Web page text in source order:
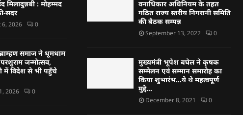
मिलादुन्नबी : मोहम्मद
सदर
6, 2026 0
ब्राम्हण समाज ने धूमधाम
जन्मोत्सव,
में विदेश से भी पहुँचे
2026 0
वनाधिकार अधिनियम के तहत
गठित राज्य स्तरीय निगरानी समिति
की बैठक सम्पन्न
September 13, 2022 0
मुख्यमंत्री भूपेश बघेल ने कृषक
सम्मेलन एवं सम्मान समारोह का
किया शुभारंभ…ये थे महत्वपूर्ण
मुद्दे…
December 8, 2021 0